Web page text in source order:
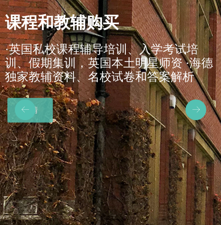
教辅和课程购买
监护
关于我们
课程和教辅购买
·英国私校课程辅导培训、入学考试培
训、假期集训，英国本土明星师资 ·海德
独家教辅资料、名校试卷和答案解析
详情